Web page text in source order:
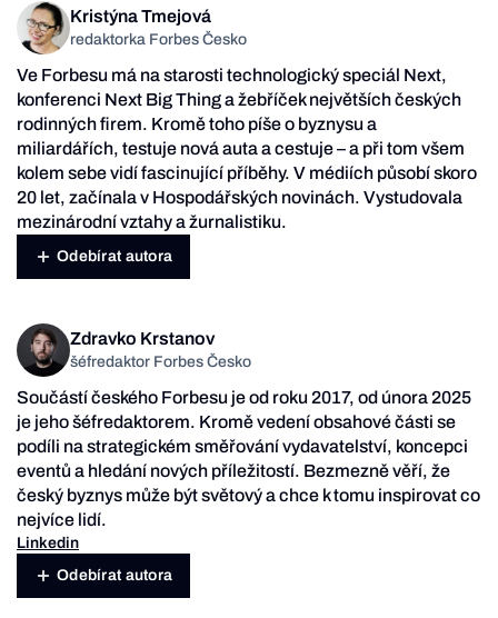
Kristýna Tmejová
redaktorka Forbes Česko
Ve Forbesu má na starosti technologický speciál Next,
konferenci Next Big Thing a žebříček největších českých
rodinných firem. Kromě toho píše o byznysu a
miliardářích, testuje nová auta a cestuje – a při tom všem
kolem sebe vidí fascinující příběhy. V médiích působí skoro
20 let, začínala v Hospodářských novinách. Vystudovala
mezinárodní vztahy a žurnalistiku.
Odebírat autora
Zdravko Krstanov
šéfredaktor Forbes Česko
Součástí českého Forbesu je od roku 2017, od února 2025
je jeho šéfredaktorem. Kromě vedení obsahové části se
podíli na strategickém směřování vydavatelství, koncepci
eventů a hledání nových příležitostí. Bezmezně věří, že
český byznys může být světový a chce k tomu inspirovat co
nejvíce lidí.
Linkedin
Odebírat autora